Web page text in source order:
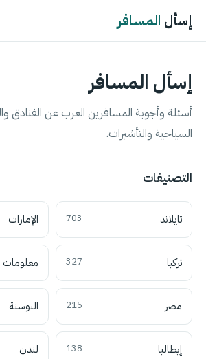
إسأل المسافر
إسأل المسافر
أسئلة وأجوبة المسافرين العرب عن الفنادق
السياحية والتأشيرات.
التصنيفات
تايلاند 703 الإمارات
تركيا 327 معلومات
مصر 215 البوسنة
إيطاليا 138 لندن